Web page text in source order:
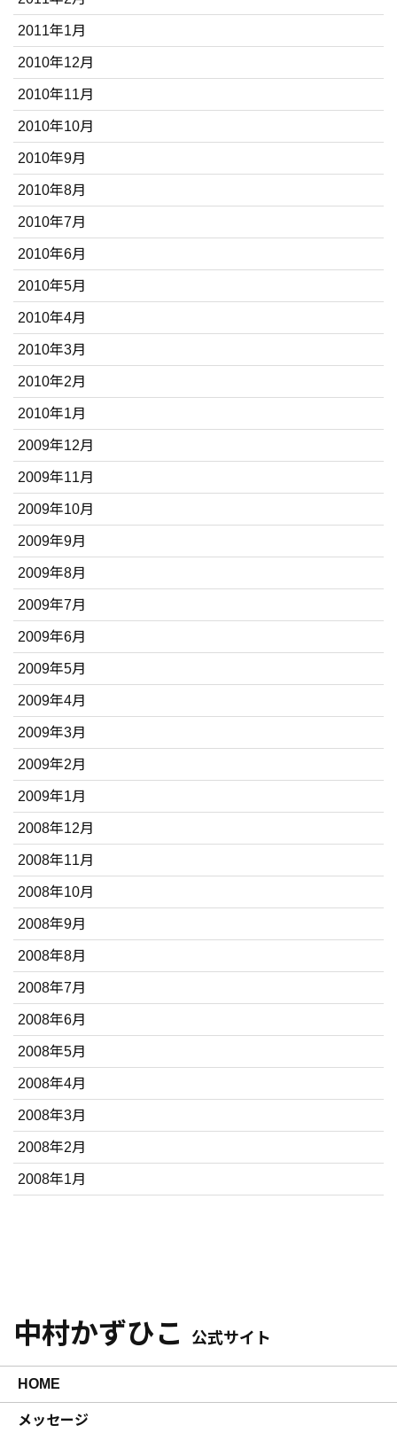
2011年1月
2010年12月
2010年11月
2010年10月
2010年9月
2010年8月
2010年7月
2010年6月
2010年5月
2010年4月
2010年3月
2010年2月
2010年1月
2009年12月
2009年11月
2009年10月
2009年9月
2009年8月
2009年7月
2009年6月
2009年5月
2009年4月
2009年3月
2009年2月
2009年1月
2008年12月
2008年11月
2008年10月
2008年9月
2008年8月
2008年7月
2008年6月
2008年5月
2008年4月
2008年3月
2008年2月
2008年1月
中村かずひこ 公式サイト
HOME
メッセージ